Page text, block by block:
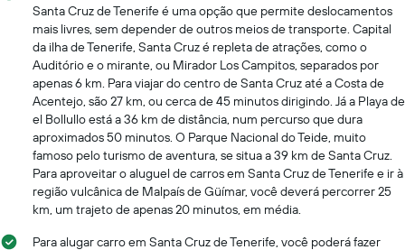
Santa Cruz de Tenerife é uma opção que permite deslocamentos
mais livres, sem depender de outros meios de transporte. Capital
da ilha de Tenerife, Santa Cruz é repleta de atrações, como o
Auditório e o mirante, ou Mirador Los Campitos, separados por
apenas 6 km. Para viajar do centro de Santa Cruz até a Costa de
Acentejo, são 27 km, ou cerca de 45 minutos dirigindo. Já a Playa de
el Bollullo está a 36 km de distância, num percurso que dura
aproximados 50 minutos. O Parque Nacional do Teide, muito
famoso pelo turismo de aventura, se situa a 39 km de Santa Cruz.
Para aproveitar o aluguel de carros em Santa Cruz de Tenerife e ir à
região vulcânica de Malpaís de Güímar, você deverá percorrer 25
km, um trajeto de apenas 20 minutos, em média.
Para alugar carro em Santa Cruz de Tenerife, você poderá fazer